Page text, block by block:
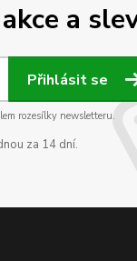
a
Přihlásit se
rozesílky newsletteru.
za 14 dní.